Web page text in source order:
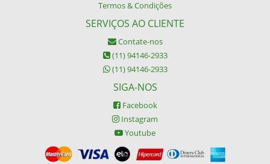
Termos & Condições
SERVIÇOS AO CLIENTE
Contate-nos
(11) 94146-2933
(11) 94146-2933
SIGA-NOS
Facebook
Instagram
Youtube